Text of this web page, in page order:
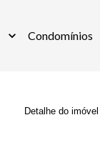
Condomínios